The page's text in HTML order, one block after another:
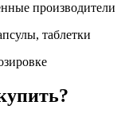
производители
таблетки